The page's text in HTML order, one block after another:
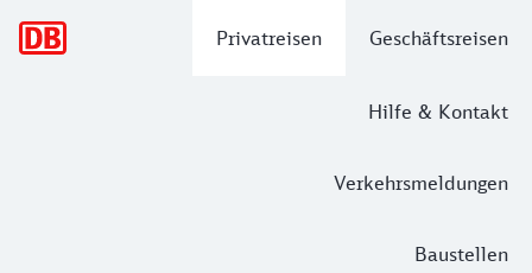
Privatreisen Geschäftsreisen
Hilfe & Kontakt
Verkehrsmeldungen
Baustellen